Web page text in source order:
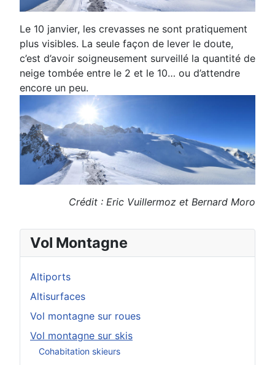
Vol Montagne
Altiports
Altisurfaces
Vol montagne sur roues
Vol montagne sur skis
Cohabitation skieurs
Le 10 janvier, les crevasses ne sont pratiquement
plus visibles. La seule façon de lever le doute,
c’est d’avoir soigneusement surveillé la quantité de
neige tombée entre le 2 et le 10… ou d’attendre
encore un peu.
Crédit : Eric Vuillermoz et Bernard Moro